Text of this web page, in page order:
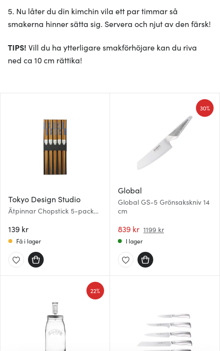
5. Nu låter du din kimchin vila ett par timmar så
smakerna hinner sätta sig. Servera och njut av den färsk!
TIPS! Vill du ha ytterligare smakförhöjare kan du riva
ned ca 10 cm rättika!
Tokyo Design Studio
Ätpinnar Chopstick 5-pack
139 kr
Få i lager
Global
Global GS-5 Grönsakskniv 14
cm
839 kr 1199 kr
30%
I lager
22%